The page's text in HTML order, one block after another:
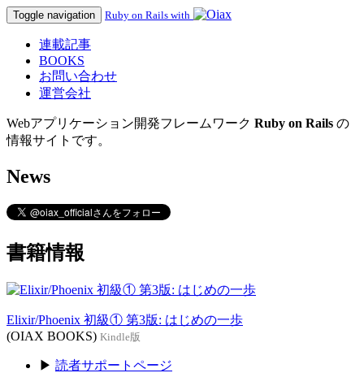
Toggle navigation Ruby on Rails with
連載記事
BOOKS
お問い合わせ
運営会社
Webアプリケーション開発フレームワーク Ruby on Rails の
情報サイトです。
News
書籍情報
Elixir/Phoenix 初級① 第3版: はじめの一歩
(OIAX BOOKS) Kindle版
▶ 読者サポートページ